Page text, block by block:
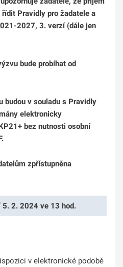
Pravidly pro žadatele a
2027, 3. verzí (dále jen
bude probíhat od
budou v souladu s Pravidly
elektronicky
bez nutnosti osobní
zpřístupněna
2. 2024 ve 13 hod.
v elektronické podobě